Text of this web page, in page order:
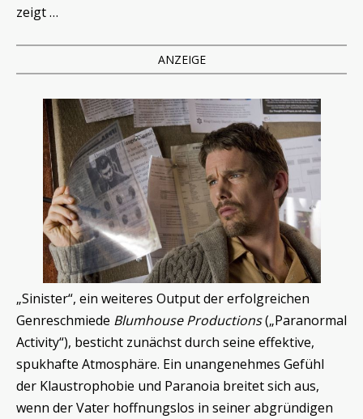
zeigt …
ANZEIGE
„Sinister“, ein weiteres Output der erfolgreichen
Genreschmiede Blumhouse Productions(„Paranormal
Activity“), besticht zunächst durch seine effektive,
spukhafte Atmosphäre. Ein unangenehmes Gefühl
der Klaustrophobie und Paranoia breitet sich aus,
wenn der Vater hoffnungslos in seiner abgründigen